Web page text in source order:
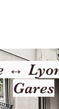
↔
Gares